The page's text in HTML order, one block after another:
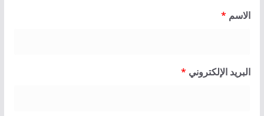
الاسم *
البريد الإلكتروني *